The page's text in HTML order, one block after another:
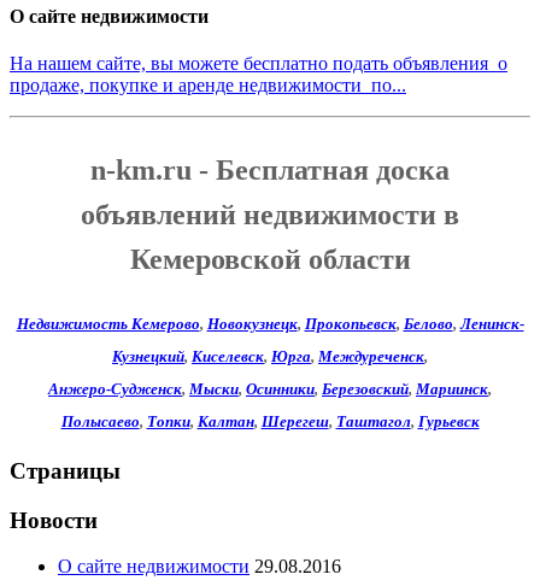
О сайте недвижимости
На нашем сайте, вы можете бесплатно подать объявления о
продаже, покупке и аренде недвижимости по...
n-km.ru - Бесплатная доска
объявлений недвижимости в
Кемеровской области
Недвижимость Кемерово, Новокузнецк, Прокопьевск, Белово,Ленинск-
Кузнецкий, Киселевск, Юрга, Междуреченск,
Анжеро-Судженск, Мыски, Осинники, Березовский, Мариинск,
Полысаево, Топки, Калтан, Шерегеш, Таштагол, Гурьевск
Страницы
Новости
О сайте недвижимости 29.08.2016